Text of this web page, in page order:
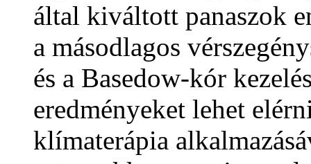
által kiváltott panaszok
a másodlagos
és a Basedow-kór
eredményeket lehet
klímaterápia